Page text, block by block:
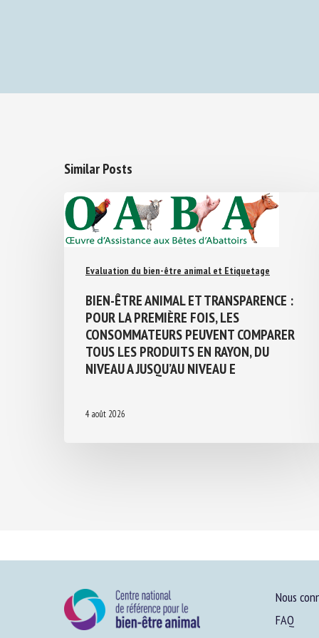
Similar Posts
Evaluation du bien-être animal et Etiquetage
BIEN-ÊTRE ANIMAL ET TRANSPARENCE :
POUR LA PREMIÈRE FOIS, LES
CONSOMMATEURS PEUVENT COMPARER
TOUS LES PRODUITS EN RAYON, DU
NIVEAU A JUSQU’AU NIVEAU E
4 août 2026
Nous
FAQ